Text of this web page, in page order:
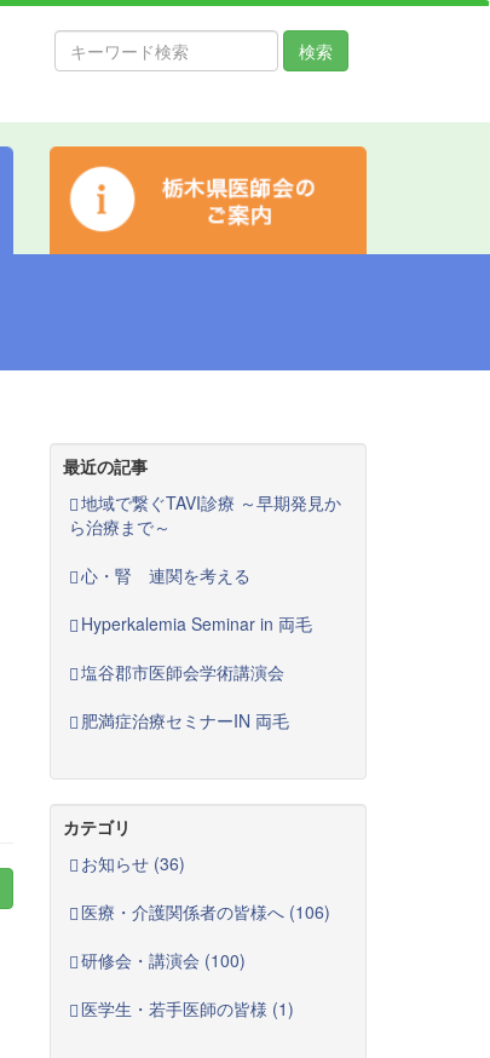
検索
最近の記事
地域で繋ぐTAVI診療 ～早期発見か
ら治療まで～
心・腎 連関を考える
Hyperkalemia Seminar in 両毛
塩谷郡市医師会学術講演会
肥満症治療セミナーIN 両毛
カテゴリ
お知らせ (36)
医療・介護関係者の皆様へ (106)
研修会・講演会 (100)
医学生・若手医師の皆様 (1)